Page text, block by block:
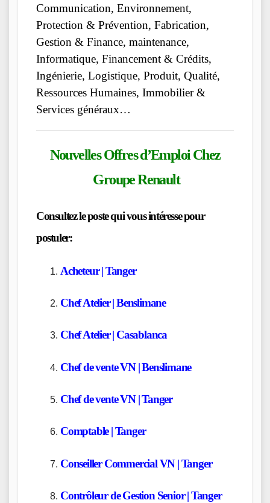
Communication, Environnement,
Protection & Prévention, Fabrication,
Gestion & Finance, maintenance,
Informatique, Financement & Crédits,
Ingénierie, Logistique, Produit, Qualité,
Ressources Humaines, Immobilier &
Services généraux…
Nouvelles Offres d’Emploi Chez
Groupe Renault
Consultez le poste qui vous intéresse pour
postuler:
Acheteur | Tanger
Chef Atelier | Benslimane
Chef Atelier | Casablanca
Chef de vente VN | Benslimane
Chef de vente VN | Tanger
Comptable | Tanger
Conseiller Commercial VN | Tanger
Contrôleur de Gestion Senior | Tanger